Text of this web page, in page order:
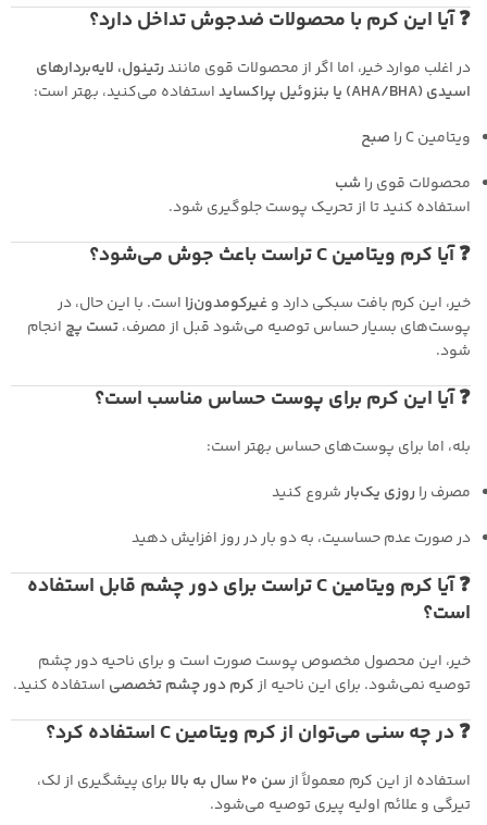
❓ آیا این کرم با محصولات ضدجوش تداخل دارد؟
در اغلب موارد خیر، اما اگر از محصولات قوی مانندرتینول، لایه‌بردارهای
اسیدی (AHA/BHA) یا بنزوئیل پراکساید
استفاده می‌کنید، بهتر است:
ویتامین C را
صبح
محصولات قوی را شب
استفاده کنید تا از تحریک پوست جلوگیری شود.
❓ آیا کرم ویتامین C تراست باعث جوش می‌شود؟
خیر، این کرم بافت سبکی دارد وغیرکومدون‌زا است. با این حال، در
پوست‌های بسیار حساس توصیه می‌شود قبل از مصرف،تست پچ انجام
شود.
❓ آیا این کرم برای پوست حساس مناسب است؟
بله، اما برای پوست‌های حساس بهتر است:
مصرف را روزی یک‌بارشروع کنید
در صورت عدم حساسیت، به دو بار در روز افزایش دهید
❓ آیا کرم ویتامین C تراست برای دور چشم قابل استفاده
است؟
خیر، این محصول مخصوص پوست صورت است و برای ناحیه دور چشم
توصیه نمی‌شود. برای این ناحیه ازکرم دور چشم تخصصی استفاده کنید.
❓ در چه سنی می‌توان از کرم ویتامین C استفاده کرد؟
استفاده از این کرم معمولاً ازسن ۲۰ سال به بالا
برای پیشگیری از لک،
تیرگی و علائم اولیه پیری توصیه می‌شود.